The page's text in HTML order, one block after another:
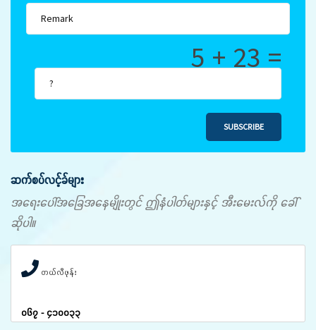
5 + 23 =
SUBSCRIBE
ဆက်စပ်လင့်ခ်များ
အရေးပေါ်အခြေအနေမျိုးတွင် ဤနံပါတ်များနှင့် အီးမေးလ်ကို ခေါ်
ဆိုပါ။
တယ်လီဖုန်း
၀၆၇ - ၄၁၀၀၃၃